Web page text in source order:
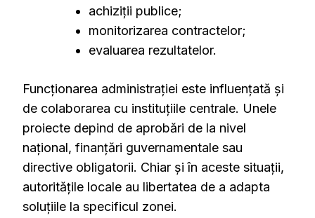
achiziții publice;
monitorizarea contractelor;
evaluarea rezultatelor.
Funcționarea administrației este influențată și
de colaborarea cu instituțiile centrale. Unele
proiecte depind de aprobări de la nivel
național, finanțări guvernamentale sau
directive obligatorii. Chiar și în aceste situații,
autoritățile locale au libertatea de a adapta
soluțiile la specificul zonei.